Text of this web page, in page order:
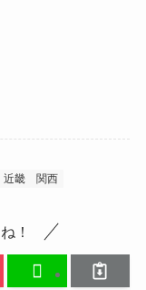
近畿 関西
！